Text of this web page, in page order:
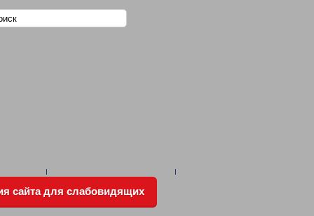
О ПРОДЕЛАННОЙ РАБОТЕ
сайта для слабовидящих